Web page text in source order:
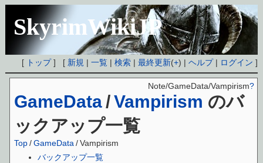
SkyrimWikiJP
[ トップ] [ 新規 |一覧 |検索 |最終更新(+) |ヘルプ| ログイン ]
GameData /Vampirism のバ
ックアップ一覧
Note/GameData/Vampirism?
Top /GameData /Vampirism
バックアップ一覧